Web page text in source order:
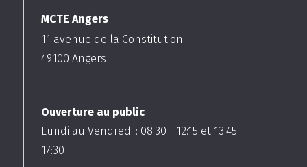
MCTE Angers
11 avenue de la Constitution
49100 Angers
Ouverture au public
Lundi au Vendredi : 08:30 - 12:15 et 13:45 -
17:30